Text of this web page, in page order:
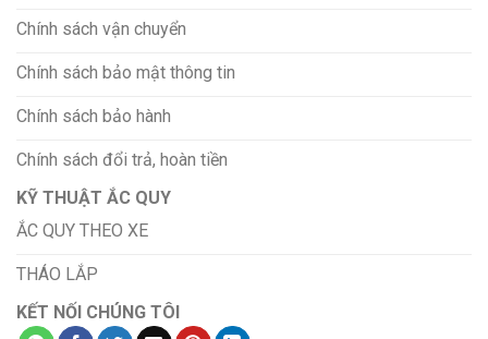
Chính sách vận chuyển
Chính sách bảo mật thông tin
Chính sách bảo hành
Chính sách đổi trả, hoàn tiền
KỸ THUẬT ẮC QUY
ẮC QUY THEO XE
THÁO LẮP
KẾT NỐI CHÚNG TÔI